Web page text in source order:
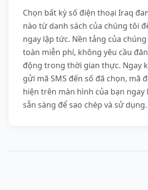
Chọn bất kỳ số điện thoại Iraq
nào từ danh sách của chúng tôi
ngay lập tức. Nền tảng của
toàn miễn phí, không yêu cầu
động trong thời gian thực. Ngay
gửi mã SMS đến số đã chọn, mã
hiện trên màn hình của bạn
sẵn sàng để sao chép và sử dụng.